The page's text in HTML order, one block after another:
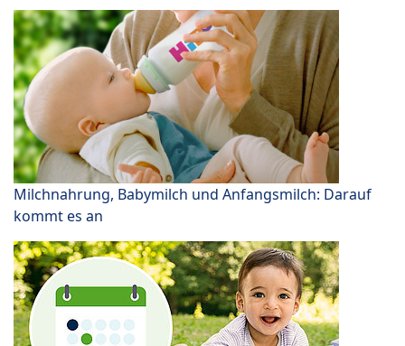
Milchnahrung, Babymilch und Anfangsmilch: Darauf
kommt es an